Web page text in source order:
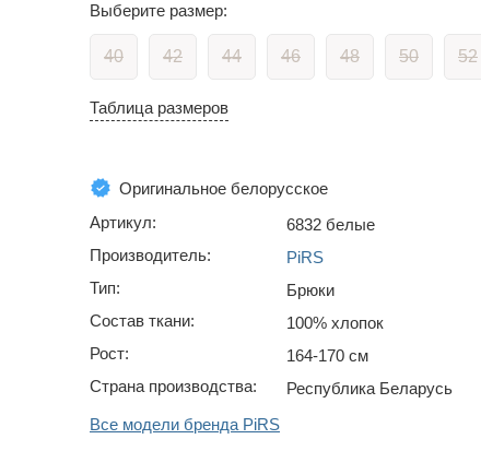
Выберите размер:
40 42 44 46 48 50 52
Таблица размеров
Оригинальное белорусское
Артикул:
6832 белые
Производитель:
PiRS
Тип:
Брюки
Состав ткани:
100% хлопок
Рост:
164-170 см
Страна производства:
Республика Беларусь
Все модели бренда PiRS